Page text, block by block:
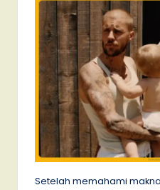
Setelah memahami